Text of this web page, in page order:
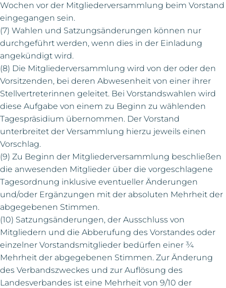
Wochen vor der Mitgliederversammlung beim Vorstand
eingegangen sein.
(7) Wahlen und Satzungsänderungen können nur
durchgeführt werden, wenn dies in der Einladung
angekündigt wird.
(8) Die Mitgliederversammlung wird von der oder den
Vorsitzenden, bei deren Abwesenheit von einer ihrer
Stellvertreterinnen geleitet. Bei Vorstandswahlen wird
diese Aufgabe von einem zu Beginn zu wählenden
Tagespräsidium übernommen. Der Vorstand
unterbreitet der Versammlung hierzu jeweils einen
Vorschlag.
(9) Zu Beginn der Mitgliederversammlung beschließen
die anwesenden Mitglieder über die vorgeschlagene
Tagesordnung inklusive eventueller Änderungen
und/oder Ergänzungen mit der absoluten Mehrheit der
abgegebenen Stimmen.
(10) Satzungsänderungen, der Ausschluss von
Mitgliedern und die Abberufung des Vorstandes oder
einzelner Vorstandsmitglieder bedürfen einer ¾
Mehrheit der abgegebenen Stimmen. Zur Änderung
des Verbandszweckes und zur Auflösung des
Landesverbandes ist eine Mehrheit von 9/10 der